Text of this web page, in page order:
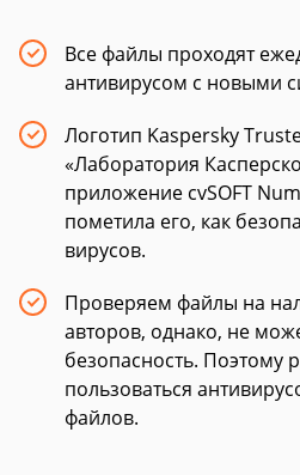
Все файлы проходят
антивирусом с новыми
Логотип Kaspersky
«Лаборатория
приложение cvSOFT
пометила его, как
вирусов.
Проверяем файлы на
авторов, однако, не
безопасность. Поэтому
пользоваться
файлов.